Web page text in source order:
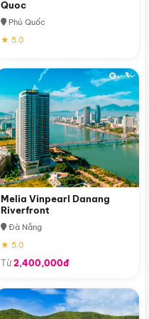
Quoc
Phú Quốc
★ 5.0
Melia Vinpearl Danang
Riverfront
Đà Nẵng
★ 5.0
Từ2,400,000đ